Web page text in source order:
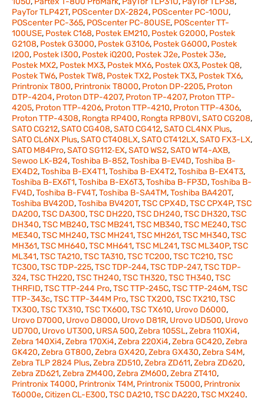
PayTor TLP42T, POScenter DX-2824, POScenter PC-100U,
POScenter PC-365, POScenter PC-80USE, POScenter TT-
100USE, Postek C168, Postek EM210, Postek G2000, Postek
G2108, Postek G3000, Postek G3106, Postek G6000, Postek
I200, Postek I300, Postek iQ200, Postek J2e, Postek J3e,
Postek MX2, Postek MX3, Postek MX6, Postek OX3, Postek Q8,
Postek TW6, Postek TW8, Postek TX2, Postek TX3, Postek TX6,
Printronix T800, Printronix T8000, Proton DP-2205, Proton
DTP-4204, Proton DTP-4207, Proton TP-4207, Proton TTP-
4205, Proton TTP-4206, Proton TTP-4210, Proton TTP-4306,
Proton TTP-4308, Rongta RP400, Rongta RP80VI,SATO CG208,
SATO CG212,SATO CG408,SATO CG412,SATO CL4NX Plus,
SATO CL6NX Plus,SATO CT408LX,SATO CT412LX,SATO FX3-LX,
SATO M84Pro,SATO SG112‐EX,SATO WS2,SATO WT4-AXB,
Sewoo LK-B24,Toshiba B-852,Toshiba B-EV4D,Toshiba B-
EX4D2,Toshiba B-EX4T1,Toshiba B-EX4T2,Toshiba B-EX4T3,
Toshiba B-EX6T1,Toshiba B-EX6T3,Toshiba B-FP3D,Toshiba B-
FV4D,Toshiba B-FV4T,Toshiba B-SA4TM,Toshiba BA420T,
Toshiba BV420D,Toshiba BV420T,TSC CPX4D,TSC CPX4P,TSC
DA200,TSC DA300,TSC DH220,TSC DH240,TSC DH320,TSC
DH340,TSC MB240,TSC MB241,TSC MB340,TSC ME240,TSC
ME340,TSC MH240,TSC MH241,TSC MH261,TSC MH340,TSC
MH361,TSC MH640,TSC MH641,TSC ML241,TSC ML340P,TSC
ML341,TSC TA210,TSC TA310,TSC TC200,TSC TC210,TSC
TC300,TSC TDP-225,TSC TDP-244,TSC TDP-247,TSC TDP-
324,TSC TH220,TSC TH240,TSC TH320,TSC TH340,TSC
THRFID,TSC TTP-244 Pro,TSC TTP-245C,TSC TTP-246M,TSC
TTP-343c,TSC TTP-344M Pro,TSC TX200,TSC TX210,TSC
TX300,TSC TX310,TSC TX600,TSC TX610, Urovo D6000,
Urovo D7000, Urovo D8000, Urovo D81R, Urovo UD500, Urovo
UD700, Urovo UT300, URSA 500,Zebra 105SL,Zebra 110Xi4,
Zebra 140Xi4,Zebra 170Xi4,Zebra 220Xi4,Zebra GC420,Zebra
GK420,Zebra GT800,Zebra GX420,Zebra GX430,Zebra S4M,
Zebra TLP 2824 Plus,Zebra ZD510,Zebra ZD611,Zebra ZD620,
Zebra ZD621,Zebra ZM400,Zebra ZM600,Zebra ZT410,
Printronix T4000, Printronix T4M, Printronix T5000, Printronix
T6000e,Citizen CL-E300,TSC DA210,TSC DA220,TSC MX240.